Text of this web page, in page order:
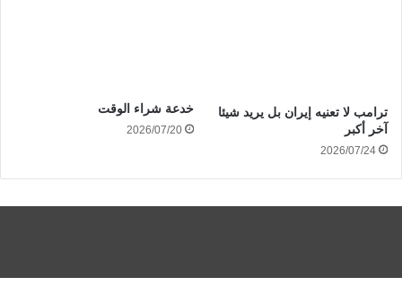
ترامب لا تعنيه إيران بل يريد شيئا
آخر أكبر
2026/07/24
خدعة شراء الوقت
2026/07/20